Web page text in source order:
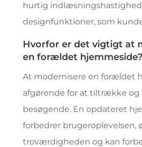
hurtig
designfunktioner, som
Hvorfor er det vigtigt at
en forældet hjemmeside?
At modernisere en forældet
afgørende for at tiltrække og
besøgende. En opdateret
forbedrer brugeroplevelsen,
troværdigheden og kan